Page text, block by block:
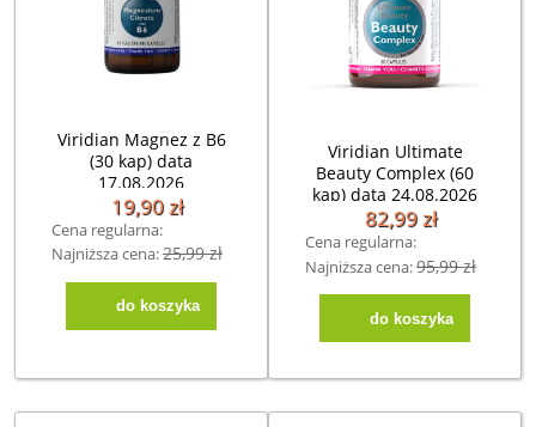
Viridian Magnez z B6
(30 kap) data
17.08.2026
19,90 zł
Cena regularna:
39,90 zł
Najniższa cena:25,99 zł
do koszyka
Viridian Ultimate
Beauty Complex (60
kap) data 24.08.2026
82,99 zł
Cena regularna:
Najniższa cena:95,99 zł
do koszyka